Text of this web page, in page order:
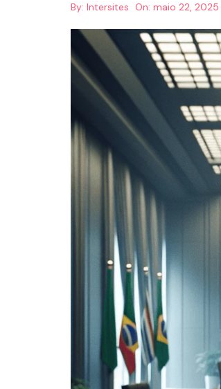
By: Intersites On: maio 22, 2025